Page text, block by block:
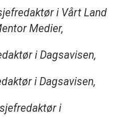
i Vårt Land
Medier,
i Dagsavisen,
i Dagsavisen,
i